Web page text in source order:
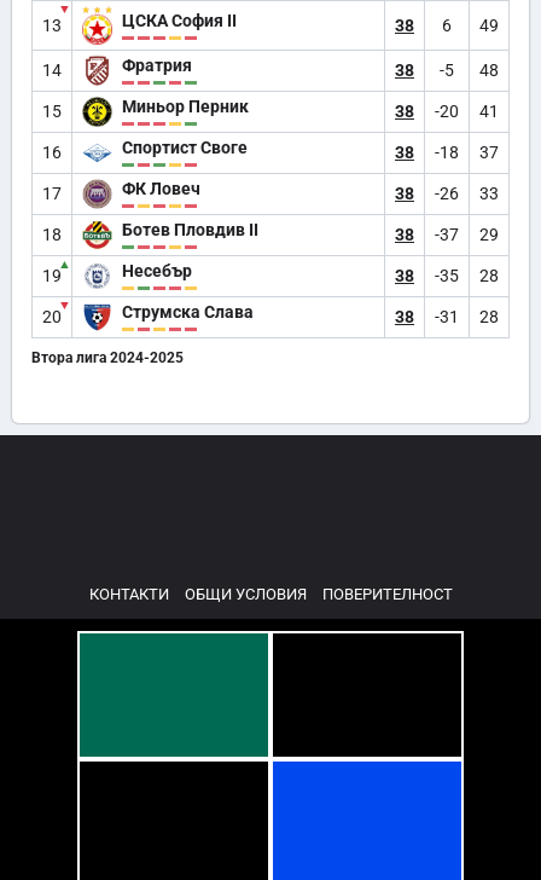
13
▼
ЦСКА София II 38 6 49
14 Фратрия 38 -5 48
15 Миньор Перник 38 -20 41
16 Спортист Своге 38 -18 37
17 ФК Ловеч 38 -26 33
18 Ботев Пловдив II 38 -37 29
19
▲ Несебър 38 -35 28
20
▼ Струмска Слава 38 -31 28
Втора лига 2024-2025
КОНТАКТИ ОБЩИ УСЛОВИЯ ПОВЕРИТЕЛНОСТ